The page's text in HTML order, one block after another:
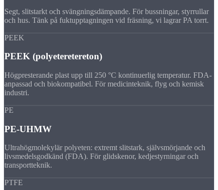
Segt, slitstarkt och svängningsdämpande. För bussningar, styrrullar
och hus. Tänk på fuktupptagningen vid fräsning, vi lagrar PA torrt.
PEEK
PEEK (polyeteretereton)
Högpresterande plast upp till 250 °C kontinuerlig temperatur. FDA-
anpassad och biokompatibel. För medicinteknik, flyg och kemisk
industri.
PE
PE-UHMW
Ultrahögmolekylär polyeten: extremt slitstark, självsmörjande och
livsmedelsgodkänd (FDA). För glidskenor, kedjestyrningar och
transportteknik.
PTFE